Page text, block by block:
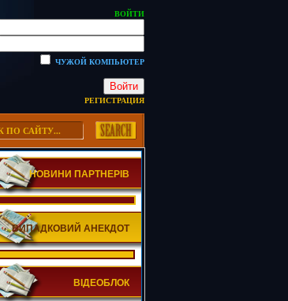
ВОЙТИ
ЧУЖОЙ КОМПЬЮТЕР
Войти
РЕГИСТРАЦИЯ
НОВИНИ ПАРТНЕРІВ
ВИПАДКОВИЙ АНЕКДОТ
ВІДЕОБЛОК